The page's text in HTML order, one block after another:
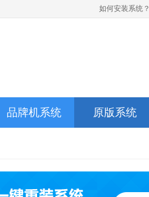
如何安装系统？
品牌机系统 原版系统